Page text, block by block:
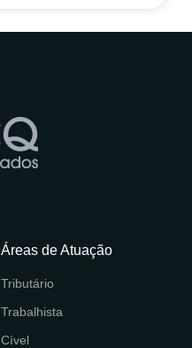
Áreas de Atuação
Tributário
Trabalhista
Cível